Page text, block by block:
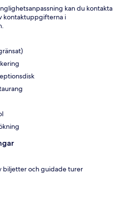
kan du kontakta
kontaktuppgifterna i
biljetter och guidade turer